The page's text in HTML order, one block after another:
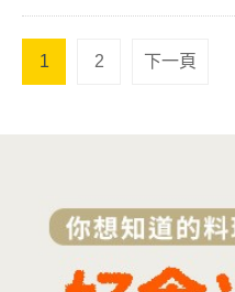
1 2 下一頁